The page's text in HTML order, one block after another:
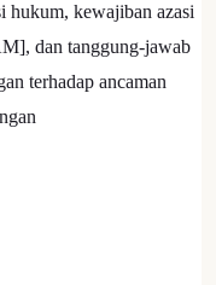
hukum, kewajiban azasi
dan tanggung-jawab
terhadap ancaman